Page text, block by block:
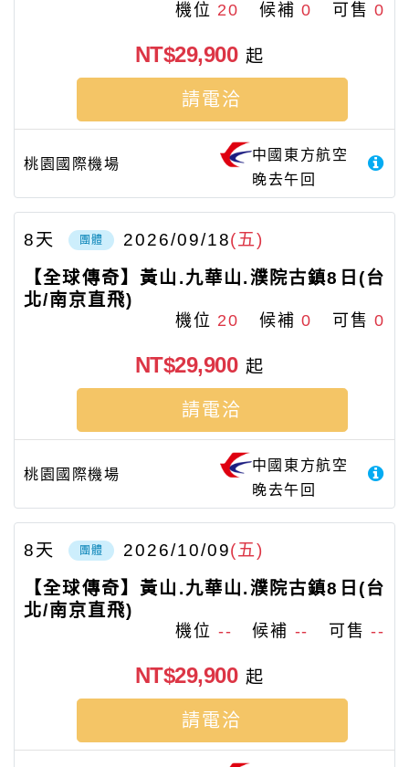
機位 20 候補0 可售0
桃園國際機場
中國東方航空
晚去午回
NT$29,900 起
請電洽
團體 2026/09/18(五)
8天
【全球傳奇】黃山.九華山.濮院古鎮8日(台
北/南京直飛)
機位 20 候補0 可售0
桃園國際機場
中國東方航空
晚去午回
NT$29,900 起
請電洽
團體 2026/10/09(五)
8天
【全球傳奇】黃山.九華山.濮院古鎮8日(台
北/南京直飛)
機位 -- 候補 -- 可售--
NT$29,900 起
請電洽